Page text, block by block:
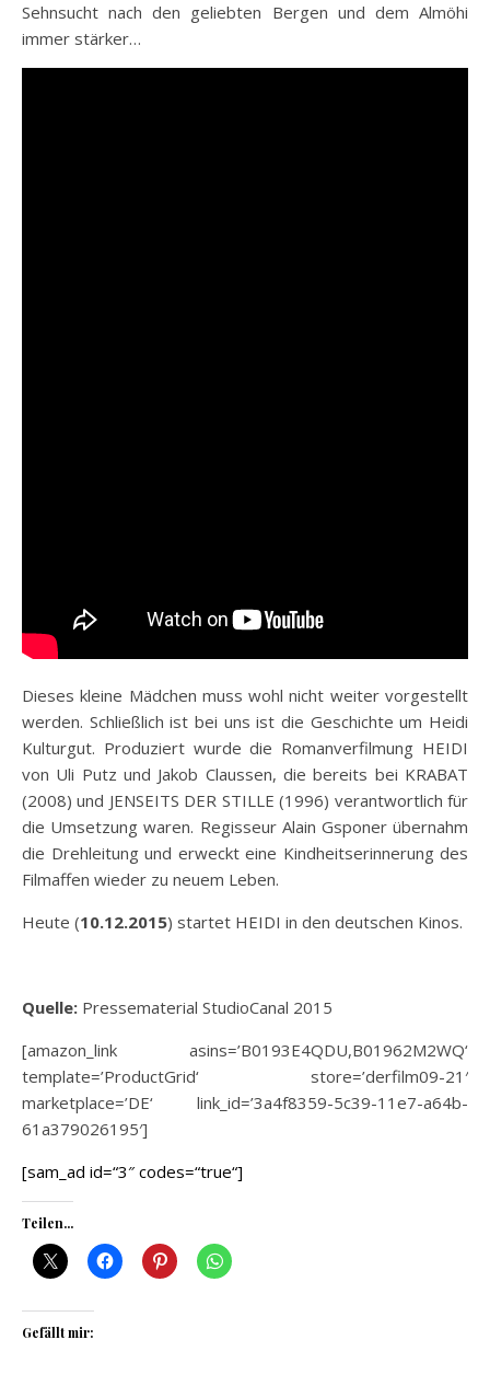
Sehnsucht nach den geliebten Bergen und dem Almöhi
immer stärker…
Dieses kleine Mädchen muss wohl nicht weiter vorgestellt
werden. Schließlich ist bei uns ist die Geschichte um Heidi
Kulturgut. Produziert wurde die Romanverfilmung HEIDI
von Uli Putz und Jakob Claussen, die bereits bei KRABAT
(2008) und JENSEITS DER STILLE (1996) verantwortlich für
die Umsetzung waren. Regisseur Alain Gsponer übernahm
die Drehleitung und erweckt eine Kindheitserinnerung des
Filmaffen wieder zu neuem Leben.
Heute (10.12.2015) startet HEIDI in den deutschen Kinos.
Quelle: Pressematerial StudioCanal 2015
[amazon_link asins=’B0193E4QDU,B01962M2WQ‘
template=’ProductGrid‘ store=’derfilm09-21′
marketplace=’DE‘ link_id=’3a4f8359-5c39-11e7-a64b-
61a379026195′]
[sam_ad id=“3″ codes=“true“]
Teilen...
Gefällt mir: